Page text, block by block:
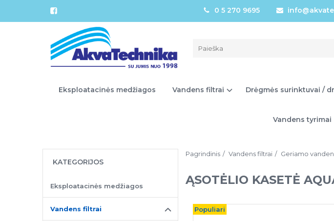
0 5 270 9695
Eksploatacinės medžiagos Vandens filtrai Drėgmės surinktuvai /
Vandens tyrimai
Pagrindinis Vandens filtrai Geriamo
ĄSOTĖLIO KASETĖ
Populiari
KATEGORIJOS
Eksploatacinės medžiagos
Vandens filtrai